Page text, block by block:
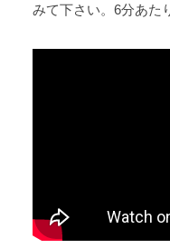
みて下さい。6分あた